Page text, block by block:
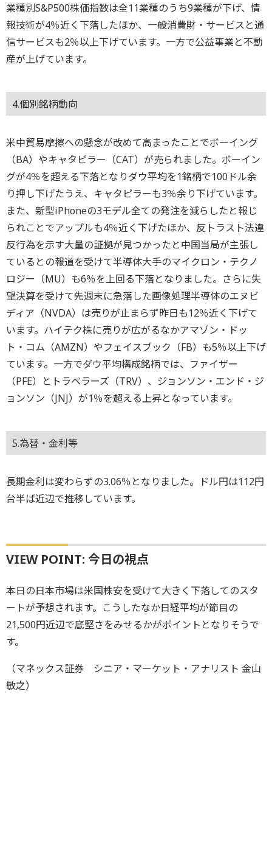
業種別S&P500株価指数は全11業種のうち9業種が下げ、情
報技術が4％近く下落したほか、一般消費財・サービスと通
信サービスも2％以上下げています。一方で公益事業と不動
産が上げています。
4.個別銘柄動向
米中貿易摩擦への懸念が改めて高まったことでボーイング
（BA）やキャタピラー（CAT）が売られました。ボーイン
グが4％を超える下落となりダウ平均を1銘柄で100ドル余
り押し下げたうえ、キャタピラーも3％余り下げています。
また、新型iPhoneの3モデル全ての発注を減らしたと報じ
られことでアップルも4％近く下げたほか、反トラスト法違
反行為を示す大量の証拠が見つかったと中国当局が主張し
ているとの報道を受けて半導体大手のマイクロン・テクノ
ロジー（MU）も6％を上回る下落となりました。さらに失
望決算を受けて先週末に急落した画像処理半導体のエヌビ
ディア（NVDA）は売りが止まらず昨日も12％近く下げて
います。ハイテク株に売りが広がるなかアマゾン・ドッ
ト・コム（AMZN）やフェイスブック（FB）も5％以上下げ
ています。一方でダウ平均構成銘柄では、ファイザー
（PFE）とトラベラーズ（TRV）、ジョンソン・エンド・ジ
ョンソン（JNJ）が1％を超える上昇となっています。
5.為替・金利等
長期金利は変わらずの3.06％となりました。ドル円は112円
台半ば近辺で推移しています。
VIEW POINT: 今日の視点
本日の日本市場は米国株安を受けて大きく下落してのスタ
ートが予想されます。こうしたなか日経平均が節目の
21,500円近辺で底堅さをみせるかがポイントとなりそうで
す。
（マネックス証券 シニア・マーケット・アナリスト 金山
敏之）